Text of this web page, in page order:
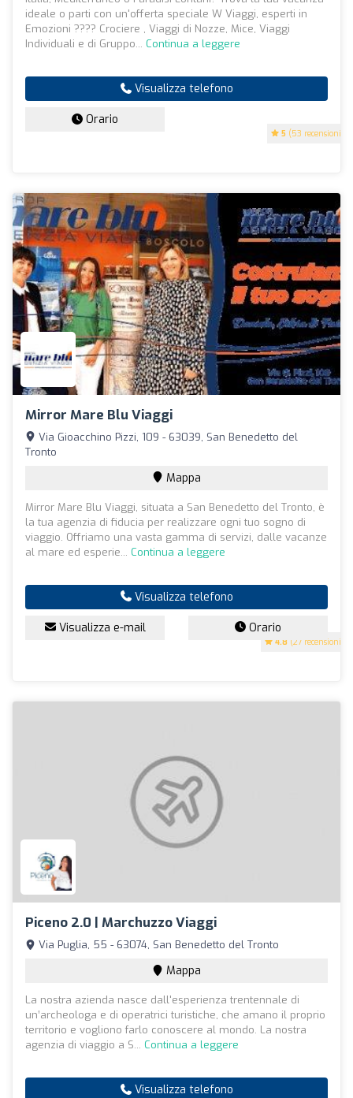
5 (53 recensioni)
ideale o parti con un'offerta speciale W Viaggi, esperti in
Emozioni ???? Crociere , Viaggi di Nozze, Mice, Viaggi
Individuali e di Gruppo... Continua a leggere
Visualizza telefono
Orario
Mirror Mare Blu Viaggi
4.8 (27 recensioni)
Via Gioacchino Pizzi, 109 - 63039, San Benedetto del
Tronto
Mappa
Mirror Mare Blu Viaggi, situata a San Benedetto del Tronto, è
la tua agenzia di fiducia per realizzare ogni tuo sogno di
viaggio. Offriamo una vasta gamma di servizi, dalle vacanze
al mare ed esperie... Continua a leggere
Visualizza telefono
Visualizza e-mail Orario
Piceno 2.0 | Marchuzzo Viaggi
Via Puglia, 55 - 63074, San Benedetto del Tronto
Mappa
La nostra azienda nasce dall'esperienza trentennale di
un’archeologa e di operatrici turistiche, che amano il proprio
territorio e vogliono farlo conoscere al mondo. La nostra
agenzia di viaggio a S... Continua a leggere
Visualizza telefono